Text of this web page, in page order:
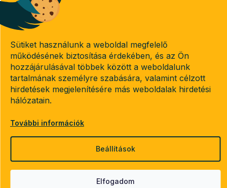
Sütiket használunk a weboldal megfelelő
működésének biztosítása érdekében, és az Ön
hozzájárulásával többek között a weboldalunk
tartalmának személyre szabására, valamint célzott
hirdetések megjelenítésére más weboldalak hirdetési
hálózatain.
További információk
Beállítások
Elfogadom
Emeletes-agyak.hu
. Minden jog fenntartva.
Süti beállítások szerkesztése